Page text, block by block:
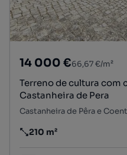
14 000 €66,67 €/m²
Terreno de cultura com
Castanheira de Pera
Castanheira de Pêra e
Preço por metro quadrado
210 m²